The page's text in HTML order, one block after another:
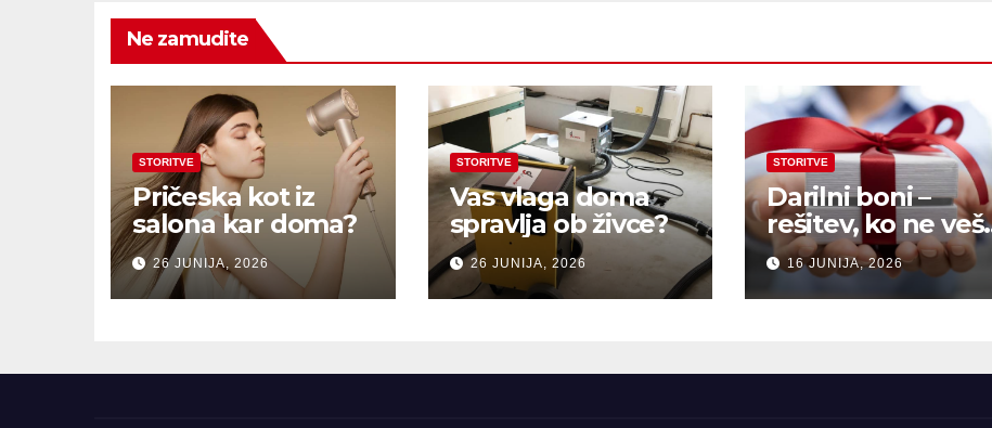
Ne zamudite
STORITVE
Pričeska kot iz
salona kar doma?
26 JUNIJA, 2026
STORITVE
Vas vlaga doma
spravlja ob živce?
26 JUNIJA, 2026
STORITVE
Darilni boni –
rešitev, ko ne veš,
kaj pokloniti
16 JUNIJA, 2026